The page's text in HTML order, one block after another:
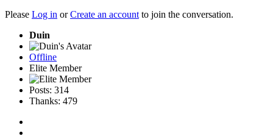
Please Log in orCreate an accountto join the conversation.
Duin
Offline
Elite Member
Posts: 314
Thanks: 479